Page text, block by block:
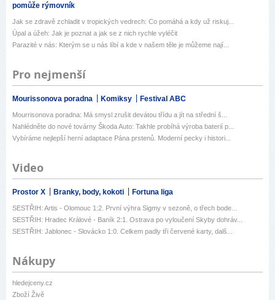
pomůže rýmovník
Jak se zdravě zchladit v tropických vedrech: Co pomáhá a kdy už riskuj...
Úpal a úžeh: Jak je poznat a jak se z nich rychle vyléčit
Parazité v nás: Kterým se u nás líbí a kde v našem těle je můžeme nají...
Pro nejmenší
Mourissonova poradna Komiksy Festival ABC
Mourrisonova poradna: Má smysl zrušit devátou třídu a jít na střední š...
Nahlédněte do nové továrny Škoda Auto: Takhle probíhá výroba baterií p...
Vybíráme nejlepší herní adaptace Pána prstenů. Moderní pecky i histori...
Video
Prostor X Branky, body, kokoti Fortuna liga
SESTŘIH: Artis - Olomouc 1:2. První výhra Sigmy v sezoně, o třech bode...
SESTŘIH: Hradec Králové - Baník 2:1. Ostrava po vyloučení Skyby dohráv...
SESTŘIH: Jablonec - Slovácko 1:0. Celkem padly tři červené karty, dalš...
Nákupy
hledejceny.cz
Zboží Živě